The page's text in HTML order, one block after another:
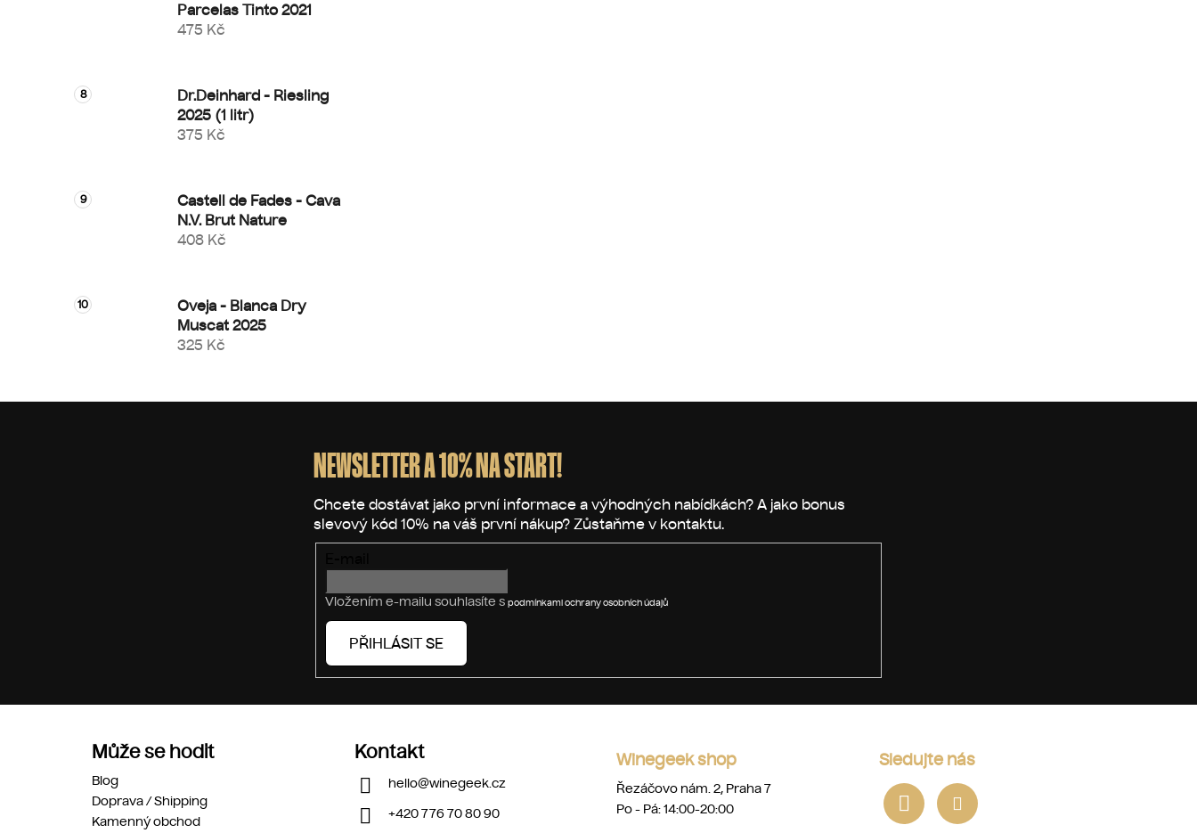
Parcelas Tinto 2021
475 Kč
Dr.Deinhard - Riesling
2025 (1 litr)
375 Kč
Castell de Fades - Cava
N.V. Brut Nature
408 Kč
Oveja - Blanca Dry
Muscat 2025
325 Kč
NEWSLETTER A 10% NA START!
Vložením e-mailu souhlasíte s podmínkami ochrany osobních údajů
PŘIHLÁSIT SE
Může se hodit
Blog
Doprava / Shipping
Kamenný obchod
Kontakt
hello@winegeek.cz
+420 776 70 80 90
Winegeek shop
Řezáčovo nám. 2, Praha 7
Po - Pá: 14:00-20:00
Sledujte nás